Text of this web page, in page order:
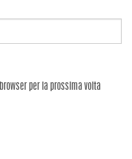
per la prossima volta